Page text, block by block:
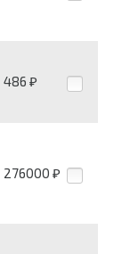
486 ₽
276000 ₽